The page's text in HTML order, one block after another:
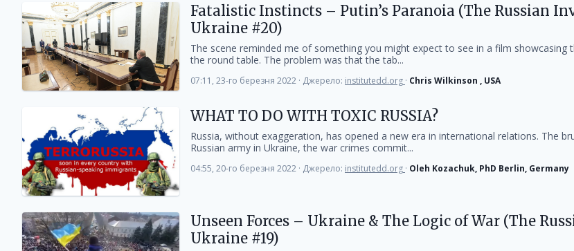
Fatalistic Instincts – Putin’s Paranoia (The Russian
Ukraine #20)
The scene reminded me of something you might expect to see in a film showcasing
the round table. The problem was that the tab...
07:11, 23-го березня 2022 · Джерело: institutedd.org · Chris Wilkinson , USA
WHAT TO DO WITH TOXIC RUSSIA?
Russia, without exaggeration, has opened a new era in international relations. The
Russian army in Ukraine, the war crimes commit...
04:55, 20-го березня 2022 · Джерело: institutedd.org · Oleh Kozachuk, PhD Berlin, Germany
Unseen Forces – Ukraine & The Logic of War (The
Ukraine #19)